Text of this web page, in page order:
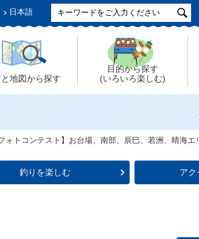
日本語
地図から探す
目的から探す
(いろいろ楽しむ)
ォトコンテスト】お台場、南部、辰巳、若洲、晴海エ
釣りを楽しむ アク